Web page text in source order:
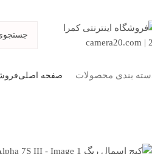
بندی محصولات صفحه اصلی